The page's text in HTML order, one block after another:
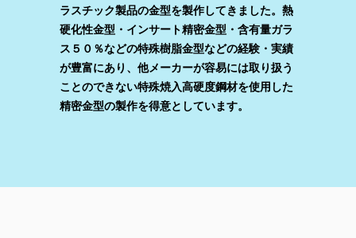
ラスチック製品の金型を製作してきました。熱
硬化性金型・インサート精密金型・含有量ガラ
ス５０％などの特殊樹脂金型などの経験・実績
が豊富にあり、他メーカーが容易には取り扱う
ことのできない特殊焼入高硬度鋼材を使用した
精密金型の製作を得意としています。